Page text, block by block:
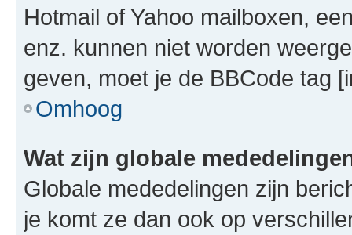
Hotmail of Yahoo mailboxen,
enz. kunnen niet worden
geven, moet je de BBCode tag
Omhoog
Wat zijn globale
Globale mededelingen zijn
je komt ze dan ook op